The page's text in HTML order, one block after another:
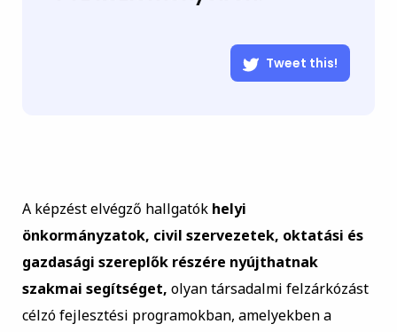
Tweet this!
A képzést elvégző hallgatókhelyi
önkormányzatok, civil szervezetek, oktatási és
gazdasági szereplők részére nyújthatnak
szakmai segítséget, olyan társadalmi felzárkózást
célzó fejlesztési programokban, amelyekben a